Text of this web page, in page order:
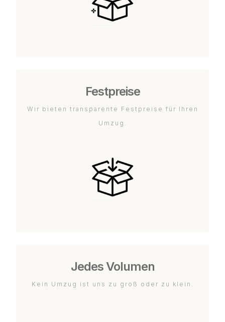
Festpreise
Wir bieten transparente Festpreise für Ihren
Umzug.
Jedes Volumen
Kein Umzug ist uns zu groß oder zu klein.